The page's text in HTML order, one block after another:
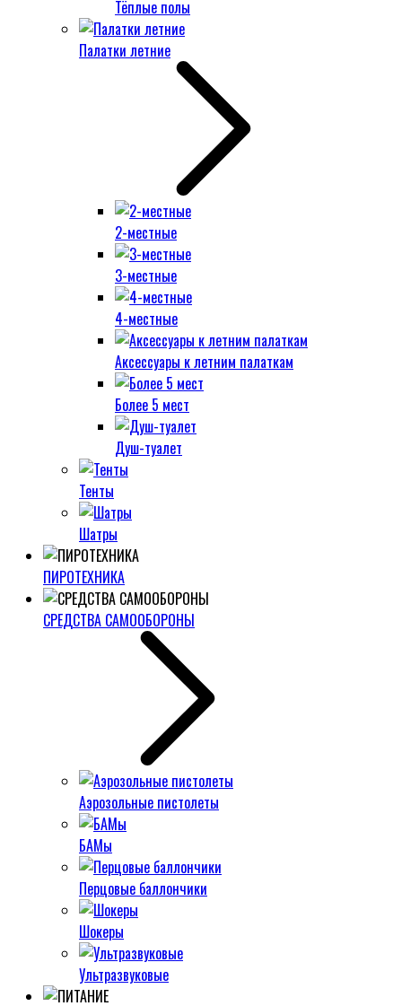
Тёплые полы
Палатки летние
2-местные
3-местные
4-местные
Аксессуары к летним палаткам
Более 5 мест
Душ-туалет
Тенты
Шатры
ПИРОТЕХНИКА
СРЕДСТВА САМООБОРОНЫ
Аэрозольные пистолеты
БАМы
Перцовые баллончики
Шокеры
Ультразвуковые